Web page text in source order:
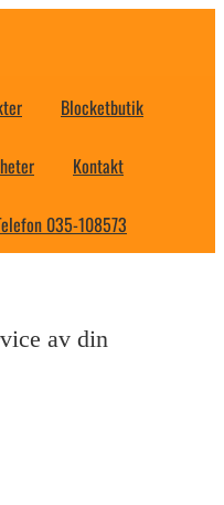
Blocketbutik
Kontakt
035-108573
av din